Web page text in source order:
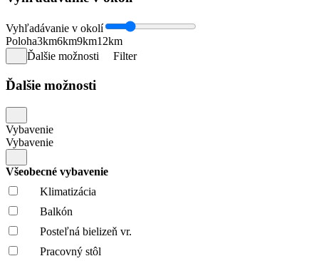
Vyhľadávanie v okolí
Poloha3km6km9km12km
Ďalšie možnosti
Filter
Ďalšie možnosti
Vybavenie
Vybavenie
Všeobecné vybavenie
Klimatizácia
Balkón
Posteľná bielizeň vr.
Pracovný stôl